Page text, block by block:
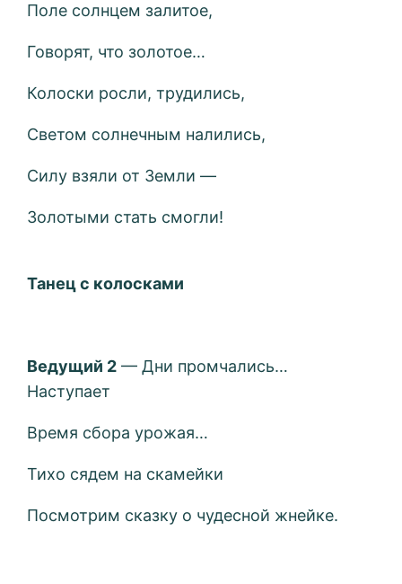
Поле солнцем залитое,
Говорят, что золотое…
Колоски росли, трудились,
Светом солнечным налились,
Силу взяли от Земли —
Золотыми стать смогли!
Танец с колосками
Ведущий 2 — Дни промчались…
Наступает
Время сбора урожая…
Тихо сядем на скамейки
Посмотрим сказку о чудесной жнейке.